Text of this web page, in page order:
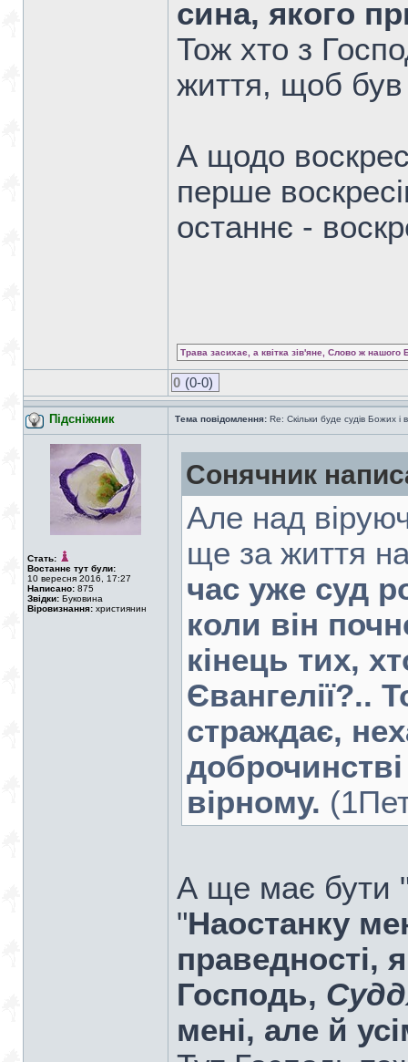
сина, якого
Тож хто з
життя, щоб
А щодо
перше
останнє -
Трава засихає, а квітка зів'яне, Слово ж нашого
0 (0-0)
Підсніжник Тема повідомлення: Re: Скільки буде судів Божих і
Стать:
Востаннє тут були:
10 вересня 2016, 17:27
Написано: 875
Звідки: Буковина
Віровизнання: християнин
Сонячник
Але над
ще за життя
час уже суд
коли він
кінець тих,
Євангелії?..
страждає,
вірному.
А ще має бути
"Наостанку
праведності,
Господь,
мені, але й